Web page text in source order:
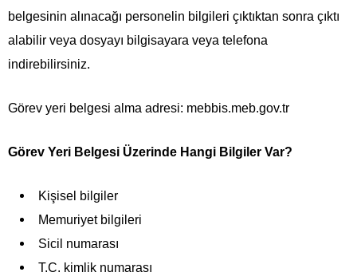
belgesinin alınacağı personelin bilgileri çıktıktan sonra çıktı
alabilir veya dosyayı bilgisayara veya telefona
indirebilirsiniz.
Görev yeri belgesi alma adresi: mebbis.meb.gov.tr
Görev Yeri Belgesi Üzerinde Hangi Bilgiler Var?
Kişisel bilgiler
Memuriyet bilgileri
Sicil numarası
T.C. kimlik numarası